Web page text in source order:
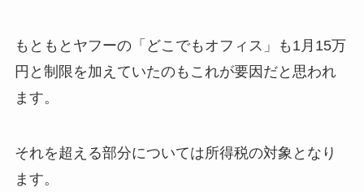
もともとヤフーの「どこでもオフィス」も1月15万
円と制限を加えていたのもこれが要因だと思われ
ます。
それを超える部分については所得税の対象となり
ます。